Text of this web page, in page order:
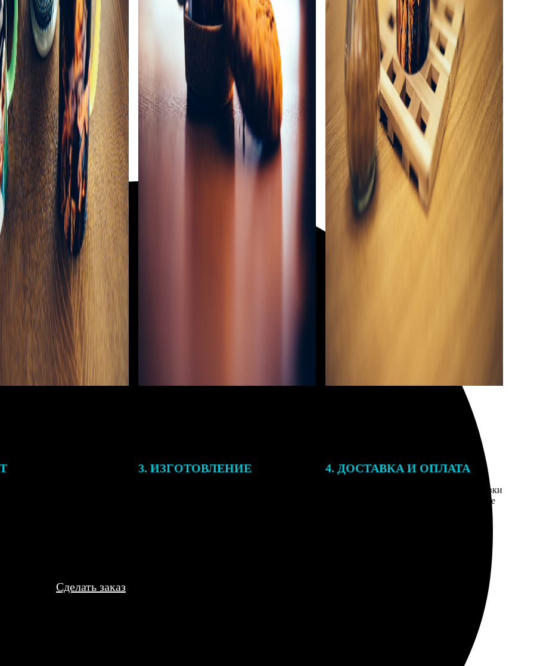
3. ИЗГОТОВЛЕНИЕ 4. ДОСТАВКА И ОПЛАТА
Введите адрес и выберите способ доставки
заказа. Если у вас есть промокод, введите
Сделать заказ